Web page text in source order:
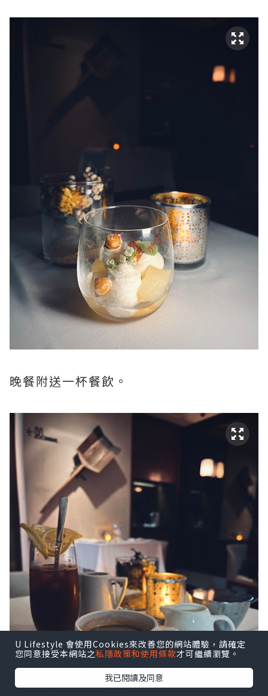
晚餐附送一杯餐飲。
U Lifestyle 會使用Cookies來改善您的網站體驗，請確定
您同意接受本網站之私隱政策和使用條款才可繼續瀏覽。
我已閱讀及同意